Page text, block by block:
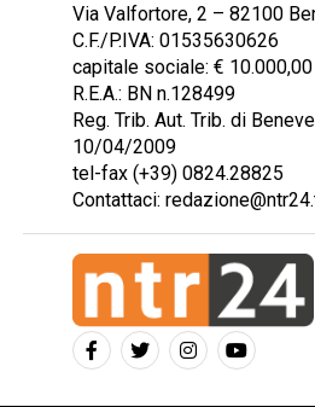
Via Valfortore, 2 – 82100
C.F./P.IVA: 01535630626
capitale sociale: € 10.000,00
R.E.A.: BN n.128499
Reg. Trib. Aut. Trib. di
10/04/2009
tel-fax (+39) 0824.28825
Contattaci: